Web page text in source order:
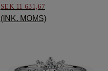
SEK 11 631,67
(INK. MOMS)